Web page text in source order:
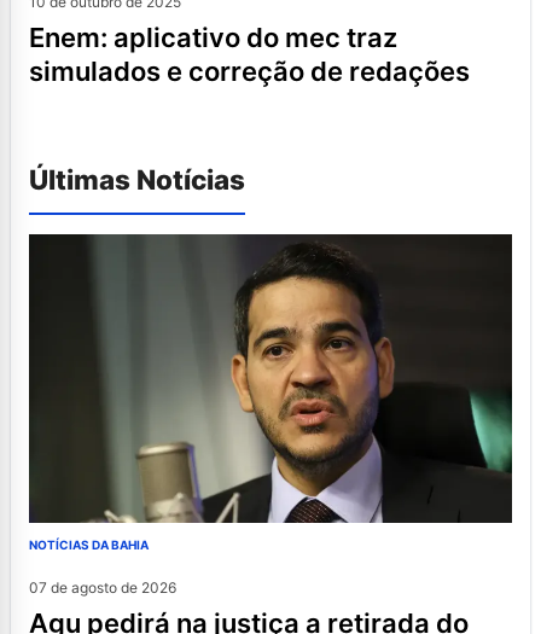
enem: aplicativo do mec traz
simulados e correção de redações
Últimas Notícias
NOTÍCIAS DA BAHIA
07 de agosto de 2026
agu pedirá na justiça a retirada do